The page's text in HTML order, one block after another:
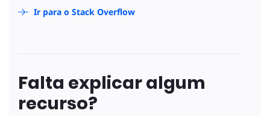
Ir para o Stack Overflow
Falta explicar algum
recurso?